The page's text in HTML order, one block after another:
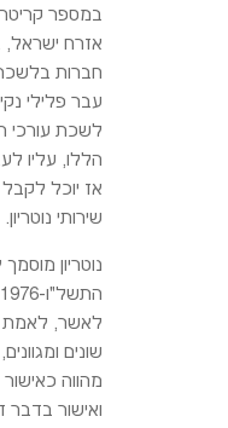
במספר
חברות
עבר פלילי
לשכת עורכי
הללו, עליו
אז יוכל לקבל
שירותי נוטריון.
נוטריון מוסמך
לאשר, לאמת
שונים
מהווה
ואישור בדבר